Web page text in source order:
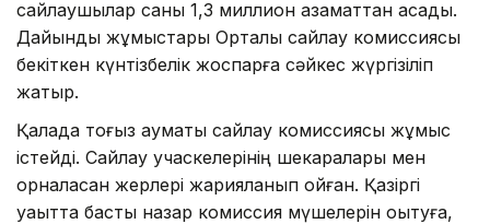
сайлаушылар саны 1,3 миллион азаматтан асады.
Дайындық жұмыстары Орталық сайлау комиссиясы
бекіткен күнтізбелік жоспарға сәйкес жүргізіліп
жатыр.
Қалада тоғыз аумақтық сайлау комиссиясы жұмыс
істейді. Сайлау учаскелерінің шекаралары мен
орналасқан жерлері жарияланып қойған. Қазіргі
уақытта басты назар комиссия мүшелерін оқытуға,